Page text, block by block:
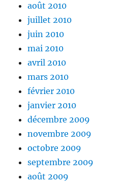
août 2010
juillet 2010
juin 2010
mai 2010
avril 2010
mars 2010
février 2010
janvier 2010
décembre 2009
novembre 2009
octobre 2009
septembre 2009
août 2009